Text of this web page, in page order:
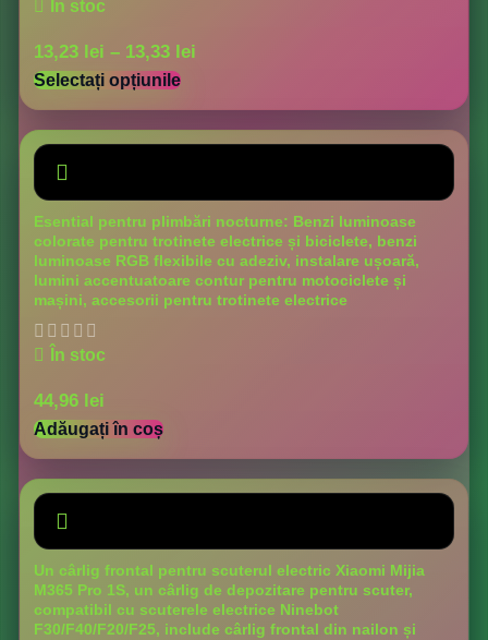
În stoc
13,23 lei – 13,33 lei
Selectați opțiunile
Esential pentru plimbări nocturne: Benzi luminoase
colorate pentru trotinete electrice și biciclete, benzi
luminoase RGB flexibile cu adeziv, instalare ușoară,
lumini accentuatoare contur pentru motociclete și
mașini, accesorii pentru trotinete electrice
În stoc
44,96 lei
Adăugați în coș
Un cârlig frontal pentru scuterul electric Xiaomi Mijia
M365 Pro 1S, un cârlig de depozitare pentru scuter,
compatibil cu scuterele electrice Ninebot
F30/F40/F20/F25, include cârlig frontal din nailon și